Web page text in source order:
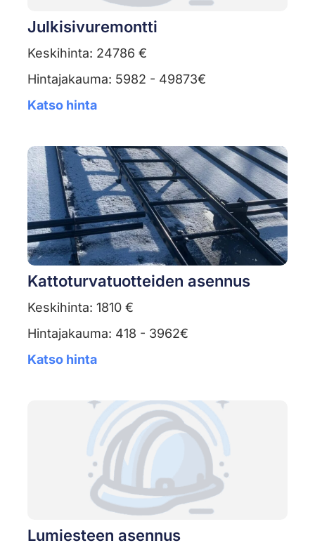
Julkisivuremontti
Keskihinta: 24786 €
Hintajakauma: 5982 - 49873€
Katso hinta
Kattoturvatuotteiden asennus
Keskihinta: 1810 €
Hintajakauma: 418 - 3962€
Katso hinta
Lumiesteen asennus